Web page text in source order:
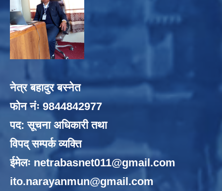
नेत्र बहादुर बस्नेत
फोन नंः 9844842977
पद: सूचना अधिकारी तथा
विपद् सम्पर्क व्यक्ति
ईमेलः netrabasnet011@gmail.com
ito.narayanmun@gmail.com